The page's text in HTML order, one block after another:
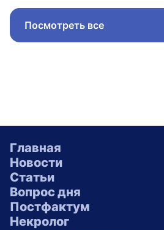
Посмотреть все
Главная
Новости
Статьи
Вопрос дня
Постфактум
Некролог